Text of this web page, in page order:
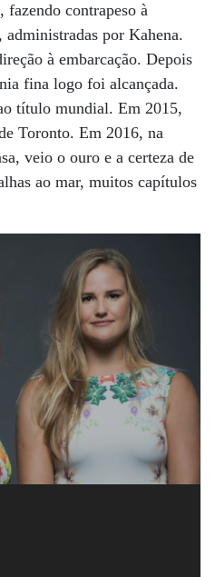
fazendo contrapeso à
administradas por Kahena.
à embarcação. Depois
fina logo foi alcançada.
título mundial. Em 2015,
Toronto. Em 2016, na
veio o ouro e a certeza de
ao mar, muitos capítulos